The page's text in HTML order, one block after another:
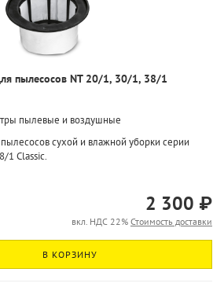
пылесосов NT 20/1, 30/1, 38/1
пылевые и воздушные
сухой и влажной уборки серии
1 Classic.
2 300 ₽
вкл. НДС 22% Стоимость доставки
В КОРЗИНУ